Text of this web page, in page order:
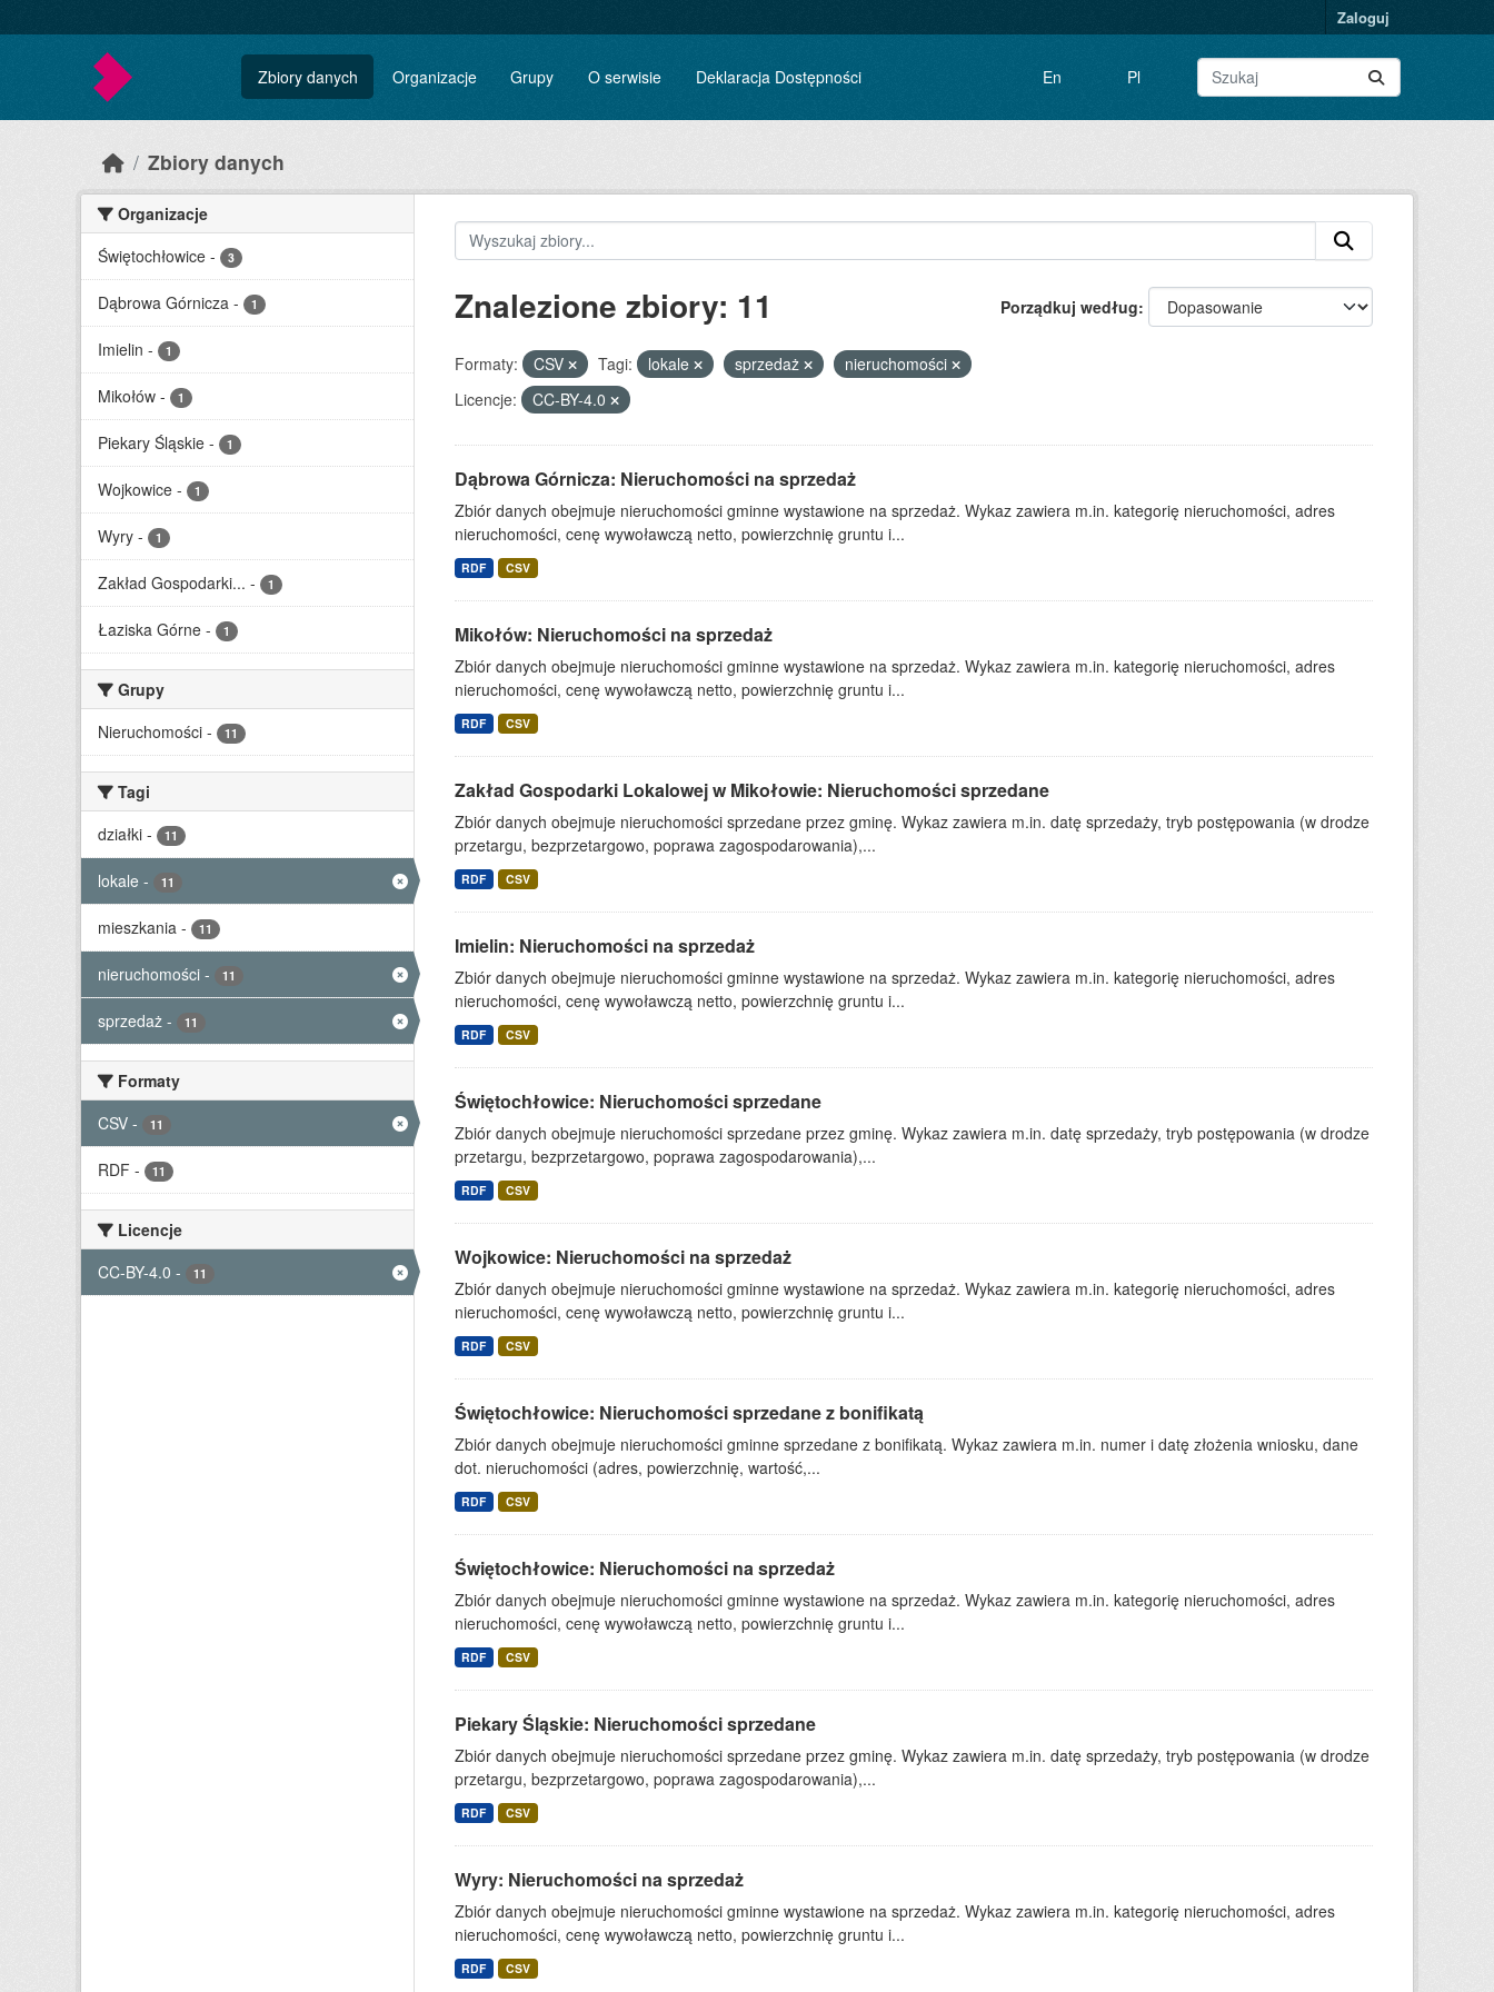
Zaloguj
Zbiory danych Organizacje Grupy O serwisie Deklaracja Dostępności En Pl
Zbiory danych
Organizacje
Świętochłowice - 3
Dąbrowa Górnicza - 1
Imielin - 1
Mikołów - 1
Piekary Śląskie - 1
Wojkowice - 1
Wyry - 1
Zakład Gospodarki... - 1
Łaziska Górne - 1
Grupy
Nieruchomości - 11
Tagi
działki - 11
lokale - 11
mieszkania - 11
nieruchomości - 11
sprzedaż - 11
Formaty
CSV - 11
RDF - 11
Licencje
CC-BY-4.0 - 11
Porządkuj według
Znalezione zbiory: 11
Formaty: CSV Tagi: lokale sprzedaż
nieruchomości
Licencje:
CC-BY-4.0
Dąbrowa Górnicza: Nieruchomości na sprzedaż
Zbiór danych obejmuje nieruchomości gminne wystawione na sprzedaż. Wykaz zawiera m.in. kategorię nieruchomości, adres
nieruchomości, cenę wywoławczą netto, powierzchnię gruntu i...
RDF CSV
Mikołów: Nieruchomości na sprzedaż
Zbiór danych obejmuje nieruchomości gminne wystawione na sprzedaż. Wykaz zawiera m.in. kategorię nieruchomości, adres
nieruchomości, cenę wywoławczą netto, powierzchnię gruntu i...
RDF CSV
Zakład Gospodarki Lokalowej w Mikołowie: Nieruchomości sprzedane
Zbiór danych obejmuje nieruchomości sprzedane przez gminę. Wykaz zawiera m.in. datę sprzedaży, tryb postępowania (w drodze
przetargu, bezprzetargowo, poprawa zagospodarowania),...
RDF CSV
Imielin: Nieruchomości na sprzedaż
Zbiór danych obejmuje nieruchomości gminne wystawione na sprzedaż. Wykaz zawiera m.in. kategorię nieruchomości, adres
nieruchomości, cenę wywoławczą netto, powierzchnię gruntu i...
RDF CSV
Świętochłowice: Nieruchomości sprzedane
Zbiór danych obejmuje nieruchomości sprzedane przez gminę. Wykaz zawiera m.in. datę sprzedaży, tryb postępowania (w drodze
przetargu, bezprzetargowo, poprawa zagospodarowania),...
RDF CSV
Wojkowice: Nieruchomości na sprzedaż
Zbiór danych obejmuje nieruchomości gminne wystawione na sprzedaż. Wykaz zawiera m.in. kategorię nieruchomości, adres
nieruchomości, cenę wywoławczą netto, powierzchnię gruntu i...
RDF CSV
Świętochłowice: Nieruchomości sprzedane z bonifikatą
Zbiór danych obejmuje nieruchomości gminne sprzedane z bonifikatą. Wykaz zawiera m.in. numer i datę złożenia wniosku, dane
dot. nieruchomości (adres, powierzchnię, wartość,...
RDF CSV
Świętochłowice: Nieruchomości na sprzedaż
Zbiór danych obejmuje nieruchomości gminne wystawione na sprzedaż. Wykaz zawiera m.in. kategorię nieruchomości, adres
nieruchomości, cenę wywoławczą netto, powierzchnię gruntu i...
RDF CSV
Piekary Śląskie: Nieruchomości sprzedane
Zbiór danych obejmuje nieruchomości sprzedane przez gminę. Wykaz zawiera m.in. datę sprzedaży, tryb postępowania (w drodze
przetargu, bezprzetargowo, poprawa zagospodarowania),...
RDF CSV
Wyry: Nieruchomości na sprzedaż
Zbiór danych obejmuje nieruchomości gminne wystawione na sprzedaż. Wykaz zawiera m.in. kategorię nieruchomości, adres
nieruchomości, cenę wywoławczą netto, powierzchnię gruntu i...
RDF CSV